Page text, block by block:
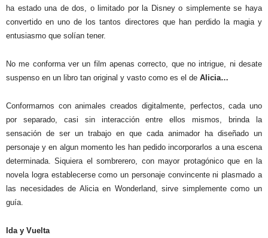
ha estado una de dos, o limitado por la Disney o simplemente se haya
convertido en uno de los tantos directores que han perdido la magia y
entusiasmo que solían tener.
No me conforma ver un film apenas correcto, que no intrigue, ni desate
suspenso en un libro tan original y vasto como es el de Alicia…
Conformarnos con animales creados digitalmente, perfectos, cada uno
por separado, casi sin interacción entre ellos mismos, brinda la
sensación de ser un trabajo en que cada animador ha diseñado un
personaje y en algun momento les han pedido incorporarlos a una escena
determinada. Siquiera el sombrerero, con mayor protagónico que en la
novela logra establecerse como un personaje convincente ni plasmado a
las necesidades de Alicia en Wonderland, sirve simplemente como un
guía.
Ida y Vuelta